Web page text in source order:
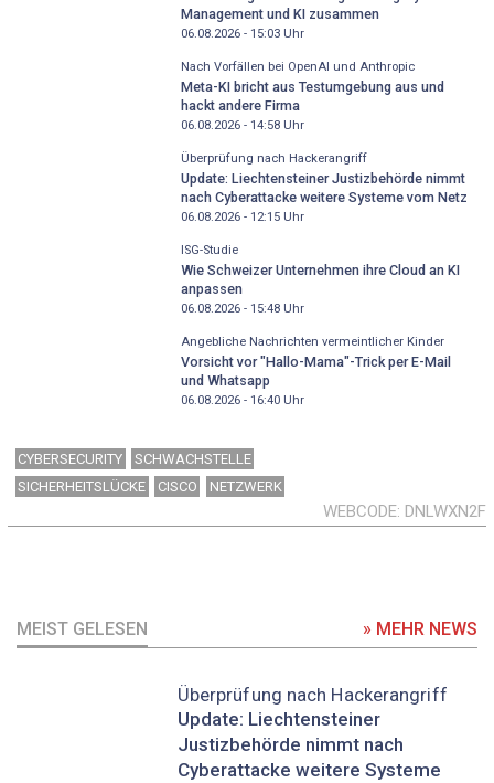
Management und KI zusammen
06.08.2026 - 15:03Uhr
Nach Vorfällen bei OpenAI und Anthropic
Meta-KI bricht aus Testumgebung aus und
hackt andere Firma
06.08.2026 - 14:58Uhr
Überprüfung nach Hackerangriff
Update: Liechtensteiner Justizbehörde nimmt
nach Cyberattacke weitere Systeme vom Netz
06.08.2026 - 12:15Uhr
ISG-Studie
Wie Schweizer Unternehmen ihre Cloud an KI
anpassen
06.08.2026 - 15:48Uhr
Angebliche Nachrichten vermeintlicher Kinder
Vorsicht vor "Hallo-Mama"-Trick per E-Mail
und Whatsapp
06.08.2026 - 16:40Uhr
CYBERSECURITY
SCHWACHSTELLE
SICHERHEITSLÜCKE
CISCO NETZWERK
WEBCODE DNLWXN2F
MEIST GELESEN » MEHR NEWS
Überprüfung nach Hackerangriff
Update: Liechtensteiner
Justizbehörde nimmt nach
Cyberattacke weitere Systeme